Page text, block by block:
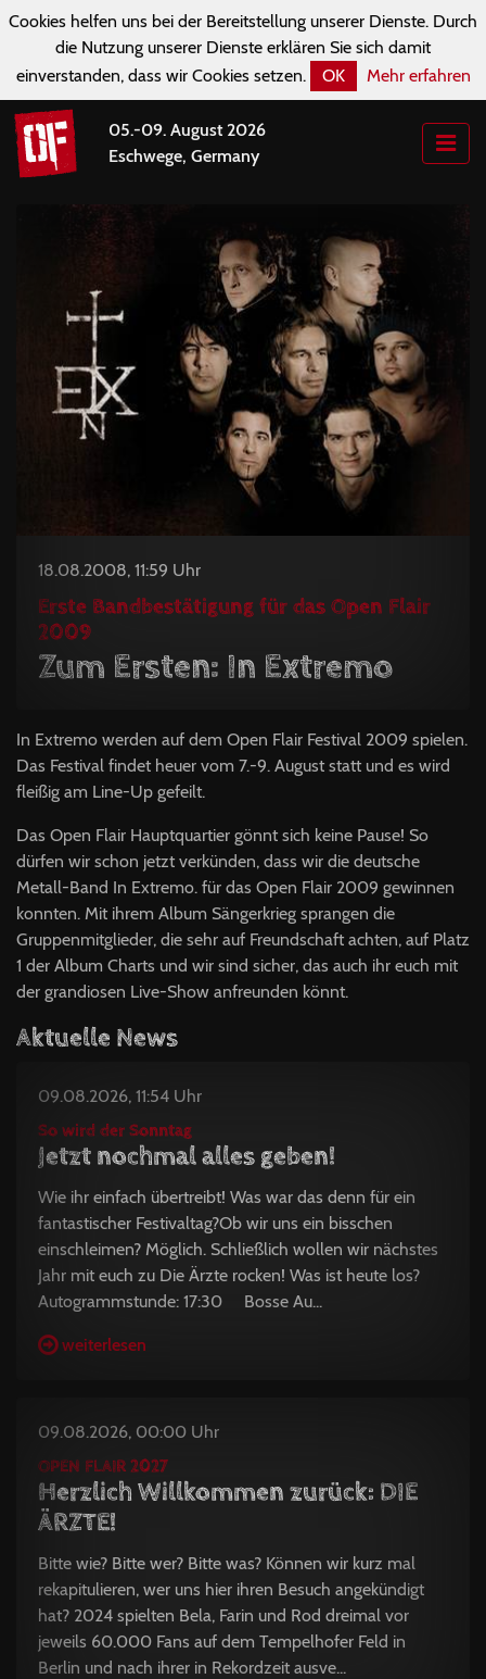
Cookies helfen uns bei der Bereitstellung unserer Dienste. Durch
die Nutzung unserer Dienste erklären Sie sich damit
einverstanden, dass wir Cookies setzen.
OK Mehr erfahren
05.-09. August 2026
Eschwege, Germany
18.08.2008, 11:59 Uhr
Erste Bandbestätigung für das Open Flair
2009
Zum Ersten: In Extremo
In Extremo werden auf dem Open Flair Festival 2009 spielen.
Das Festival findet heuer vom 7.-9. August statt und es wird
fleißig am Line-Up gefeilt.
Das Open Flair Hauptquartier gönnt sich keine Pause! So
dürfen wir schon jetzt verkünden, dass wir die deutsche
Metall-Band In Extremo. für das Open Flair 2009 gewinnen
konnten. Mit ihrem Album Sängerkrieg sprangen die
Gruppenmitglieder, die sehr auf Freundschaft achten, auf Platz
1 der Album Charts und wir sind sicher, das auch ihr euch mit
der grandiosen Live-Show anfreunden könnt.
Aktuelle News
09.08.2026, 11:54 Uhr
So wird der Sonntag
Jetzt nochmal alles geben!
Wie ihr einfach übertreibt! Was war das denn für ein
fantastischer Festivaltag?Ob wir uns ein bisschen
einschleimen? Möglich. Schließlich wollen wir nächstes
Jahr mit euch zu Die Ärzte rocken! Was ist heute los?
Autogrammstunde: 17:30 Bosse Au...
weiterlesen
09.08.2026, 00:00 Uhr
OPEN FLAIR 2027
Herzlich Willkommen zurück: DIE
ÄRZTE!
Bitte wie? Bitte wer? Bitte was? Können wir kurz mal
rekapitulieren, wer uns hier ihren Besuch angekündigt
hat? 2024 spielten Bela, Farin und Rod dreimal vor
jeweils 60.000 Fans auf dem Tempelhofer Feld in
Berlin und nach ihrer in Rekordzeit ausve...